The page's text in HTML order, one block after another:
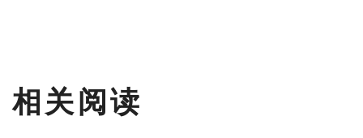
相关阅读